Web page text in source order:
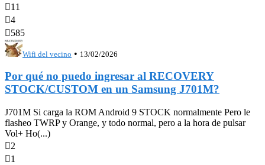
11
4
585
Wifi del vecino • 13/02/2026
Por qué no puedo ingresar al RECOVERY
STOCK/CUSTOM en un Samsung J701M?
J701M Si carga la ROM Android 9 STOCK normalmente Pero le
flasheo TWRP y Orange, y todo normal, pero a la hora de pulsar
Vol+ Ho(...)
2
1